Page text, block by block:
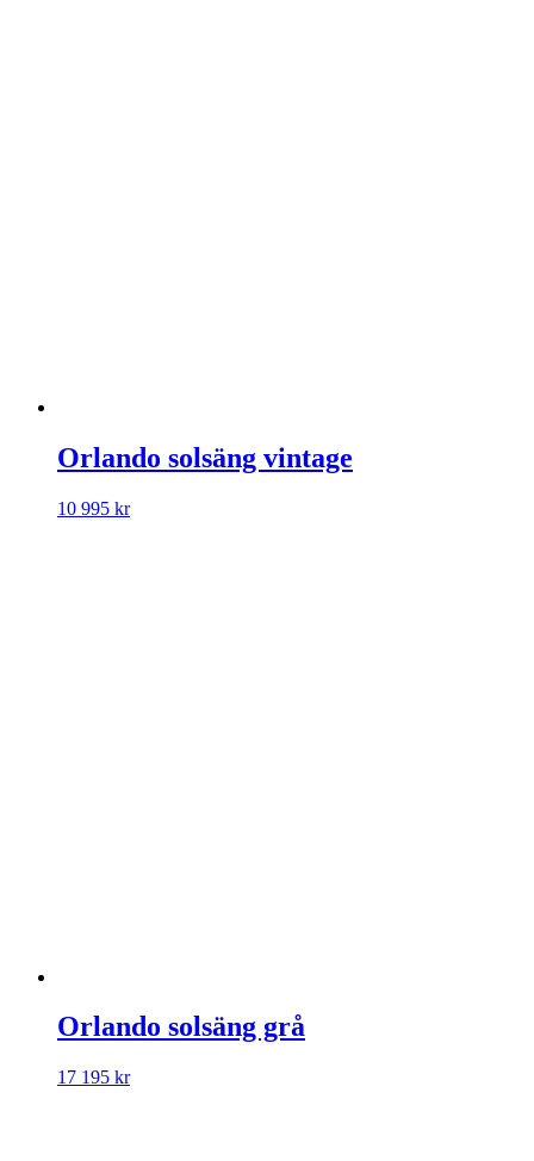
Orlando solsäng vintage
10 995 kr
Orlando solsäng grå
17 195 kr